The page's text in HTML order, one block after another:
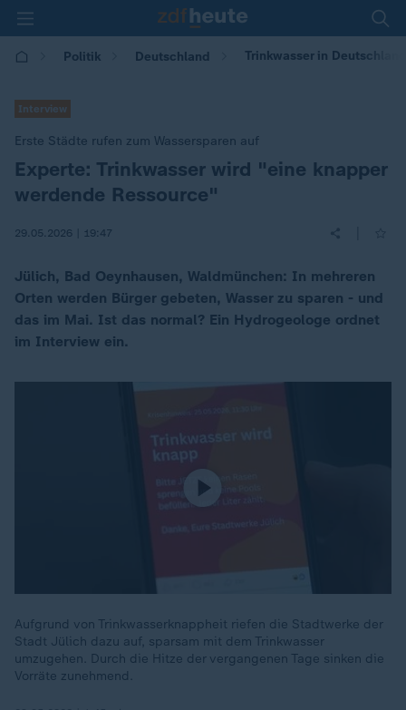
Politik Deutschland Trinkwasser in
Interview
Erste Städte rufen zum Wassersparen auf
:Experte: Trinkwasser wird "eine knapper
werdende Ressource"
29.05.2026 | 19:47
Jülich, Bad Oeynhausen, Waldmünchen: In mehreren
Orten werden Bürger gebeten, Wasser zu sparen - und
das im Mai. Ist das normal? Ein Hydrogeologe ordnet
im Interview ein.
Aufgrund von Trinkwasserknappheit riefen die Stadtwerke der
Stadt Jülich dazu auf, sparsam mit dem Trinkwasser
umzugehen. Durch die Hitze der vergangenen Tage sinken die
Vorräte zunehmend.